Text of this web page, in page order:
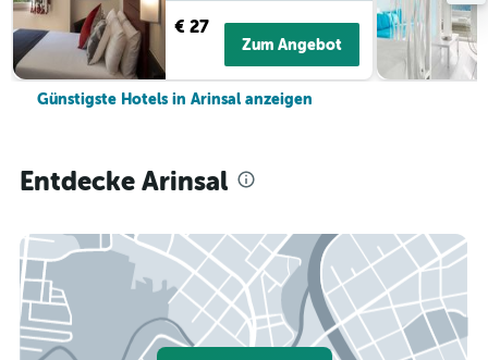
€ 27
Zum Angebot
Günstigste Hotels in Arinsal anzeigen
Entdecke Arinsal